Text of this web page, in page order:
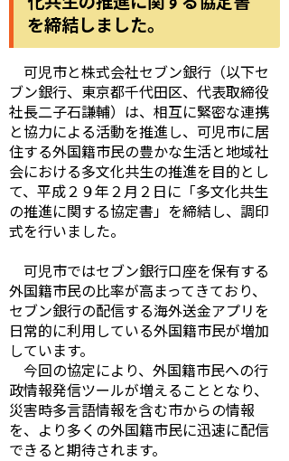
を締結しました。
可児市と株式会社セブン銀行（以下セ
ブン銀行、東京都千代田区、代表取締役
社長二子石謙輔）は、相互に緊密な連携
と協力による活動を推進し、可児市に居
住する外国籍市民の豊かな生活と地域社
会における多文化共生の推進を目的とし
て、平成２９年２月２日に「多文化共生
の推進に関する協定書」を締結し、調印
式を行いました。
可児市ではセブン銀行口座を保有する
外国籍市民の比率が高まってきており、
セブン銀行の配信する海外送金アプリを
日常的に利用している外国籍市民が増加
しています。
今回の協定により、外国籍市民への行
政情報発信ツールが増えることとなり、
災害時多言語情報を含む市からの情報
を、より多くの外国籍市民に迅速に配信
できると期待されます。